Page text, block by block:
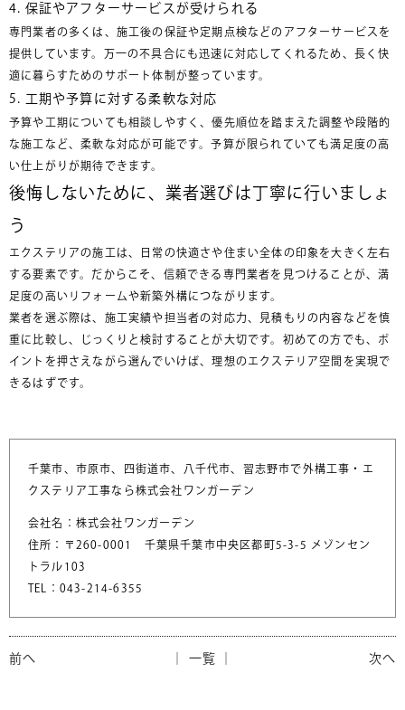
4. 保証やアフターサービスが受けられる
専門業者の多くは、施工後の保証や定期点検などのアフターサービスを
提供しています。万一の不具合にも迅速に対応してくれるため、長く快
適に暮らすためのサポート体制が整っています。
5. 工期や予算に対する柔軟な対応
予算や工期についても相談しやすく、優先順位を踏まえた調整や段階的
な施工など、柔軟な対応が可能です。予算が限られていても満足度の高
い仕上がりが期待できます。
後悔しないために、業者選びは丁寧に行いましょ
う
エクステリアの施工は、日常の快適さや住まい全体の印象を大きく左右
する要素です。だからこそ、信頼できる専門業者を見つけることが、満
足度の高いリフォームや新築外構につながります。
業者を選ぶ際は、施工実績や担当者の対応力、見積もりの内容などを慎
重に比較し、じっくりと検討することが大切です。初めての方でも、ポ
イントを押さえながら選んでいけば、理想のエクステリア空間を実現で
きるはずです。
千葉市、市原市、四街道市、八千代市、習志野市で外構工事・エ
クステリア工事なら株式会社ワンガーデン
会社名：株式会社ワンガーデン
住所：〒260-0001 千葉県千葉市中央区都町5-3-5 メゾンセン
トラル103
TEL：043-214-6355
前へ 次へ
│ 一覧 │